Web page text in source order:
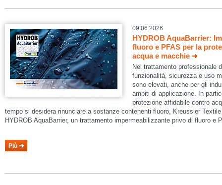
09.06.2026
HYDROB AquaBarrier:
fluoro e PFAS per la
acqua e macchie
Nel trattamento professionale
funzionalità, sicurezza e uso
sono elevati, anche per gli
ambiti di applicazione. In
protezione affidabile contro
tempo si desidera rinunciare a sostanze contenenti fluoro, Kreussler
HYDROB AquaBarrier, un trattamento impermeabilizzante privo di fluoro e
Più